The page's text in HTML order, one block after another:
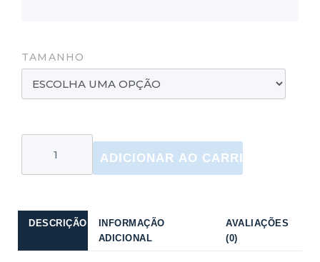
TAMANHO
ADICIONAR AO CARRINHO
DESCRIÇÃO
INFORMAÇÃO
ADICIONAL
AVALIAÇÕES
(0)